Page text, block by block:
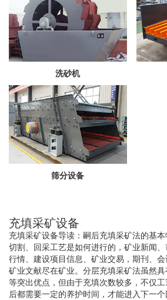
洗砂机
筛分设备
充填采矿设备
充填采矿设备导读：嗣后充填采矿法的基本
切割、回采工艺是如何进行的，矿业新闻
行情、建设项目信息、矿业交易，期刊、会
矿业文献尽在矿业。分层充填采矿法虽然
等突出优点，但由于充填次数较多，不仅
后都需要一定的养护时间，才能进入下一